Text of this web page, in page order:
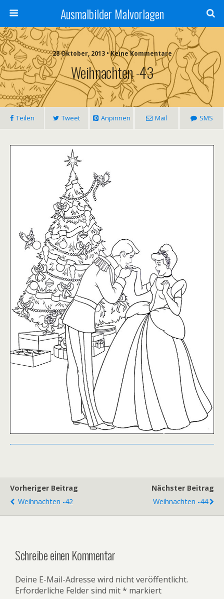
Ausmalbilder Malvorlagen
28 Oktober, 2013 • Keine Kommentare
Weihnachten -43
Teilen Tweet Anpinnen Mail SMS
Vorheriger Beitrag
Weihnachten -42
Nächster Beitrag
Weihnachten -44
Schreibe einen Kommentar
Deine E-Mail-Adresse wird nicht veröffentlicht.
Erforderliche Felder sind mit* markiert